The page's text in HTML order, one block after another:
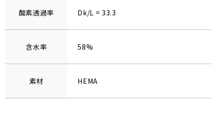
酸素透過率 Dk/L = 33.3
含水率 58%
素材 HEMA